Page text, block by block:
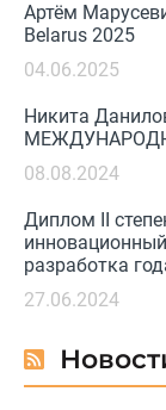
Артём
Belarus 2025
04.06.2025
Никита
08.08.2024
Диплом II
разработка
27.06.2024